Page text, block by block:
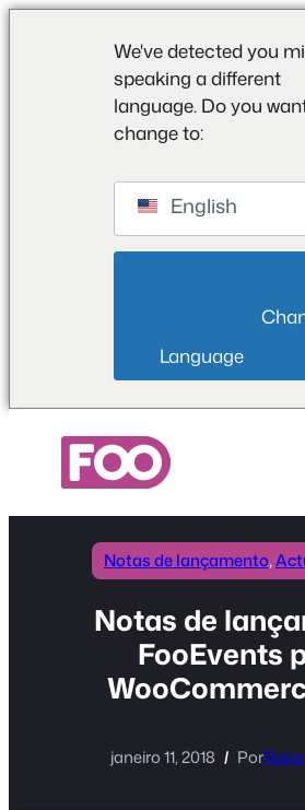
We've detected you
speaking a different
language. Do you
change to:
English
Notas de lançamento,
Notas de
FooEvents
janeiro 11, 2018 Por